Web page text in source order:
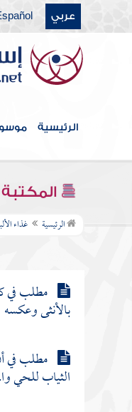
عربي
الرئيسية
الرئيسية غذاء
مطلب
البشرة
مطلب في
حيوان
مطلب في
مطلب في
بالأنثى وعكسه
مطلب في
الثياب للحي